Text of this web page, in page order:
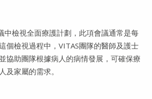
中檢視全面療護計劃，此項會議通常是每
個檢視過程中，VITAS團隊的醫師及護士
協助團隊根據病人的病情發展，可確保療
及家屬的需求。